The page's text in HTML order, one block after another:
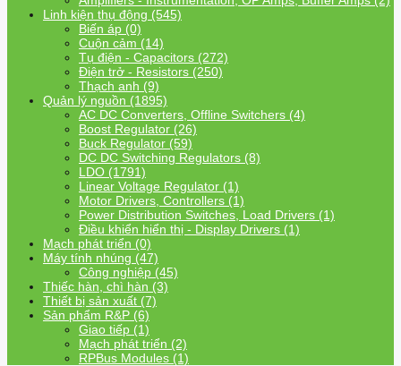
Linh kiện thụ động (545)
Biến áp (0)
Cuộn cảm (14)
Tụ điện - Capacitors (272)
Điện trở - Resistors (250)
Thạch anh (9)
Quản lý nguồn (1895)
AC DC Converters, Offline Switchers (4)
Boost Regulator (26)
Buck Regulator (59)
DC DC Switching Regulators (8)
LDO (1791)
Linear Voltage Regulator (1)
Motor Drivers, Controllers (1)
Power Distribution Switches, Load Drivers (1)
Điều khiển hiển thị - Display Drivers (1)
Mạch phát triển (0)
Máy tính nhúng (47)
Công nghiệp (45)
Thiếc hàn, chì hàn (3)
Thiết bị sản xuất (7)
Sản phẩm R&P (6)
Giao tiếp (1)
Mạch phát triển (2)
RPBus Modules (1)